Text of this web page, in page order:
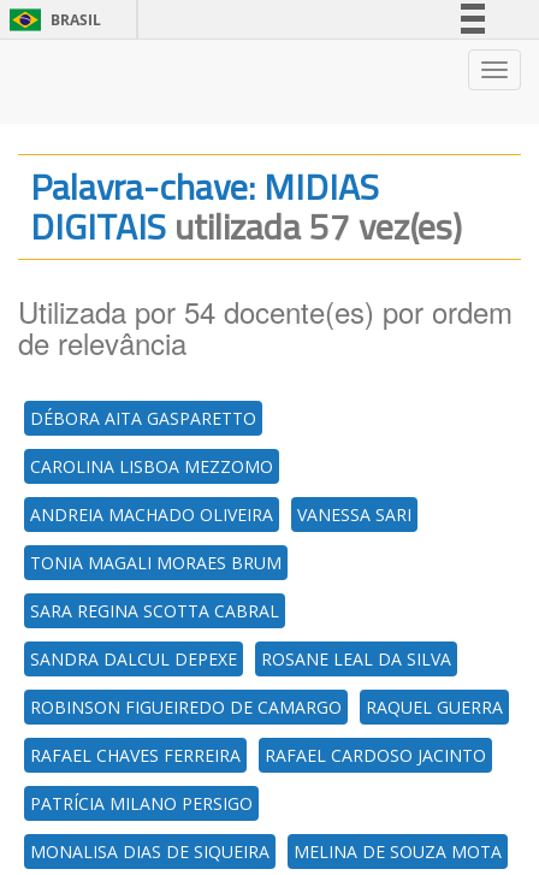
BRASIL
Legislação
Canais
Palavra-chave: MIDIAS
DIGITAISutilizada 57 vez(es)
Utilizada por 54 docente(es) por ordem
de relevância
DÉBORA AITA GASPARETTO
CAROLINA LISBOA MEZZOMO
ANDREIA MACHADO OLIVEIRA VANESSA SARI
TONIA MAGALI MORAES BRUM
SARA REGINA SCOTTA CABRAL
SANDRA DALCUL DEPEXE ROSANE LEAL DA SILVA
ROBINSON FIGUEIREDO DE CAMARGO RAQUEL GUERRA
RAFAEL CHAVES FERREIRA RAFAEL CARDOSO JACINTO
PATRÍCIA MILANO PERSIGO
MONALISA DIAS DE SIQUEIRA MELINA DE SOUZA MOTA